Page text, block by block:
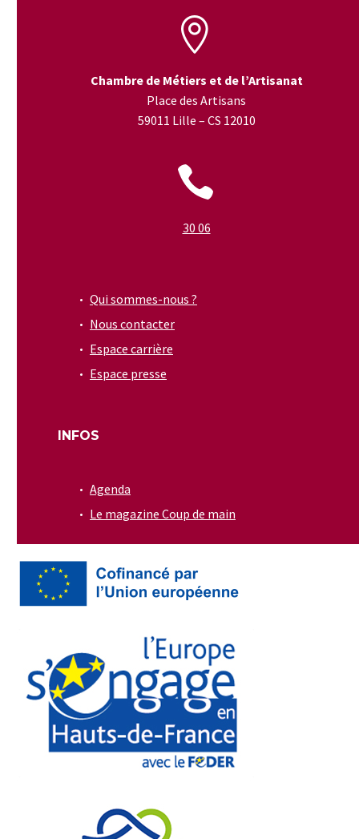


Chambre de Métiers et de l’Artisanat
Place des Artisans
59011 Lille – CS 12010


30 06
Qui sommes-nous ?
Nous contacter
Espace carrière
Espace presse
INFOS
Agenda
Le magazine Coup de main